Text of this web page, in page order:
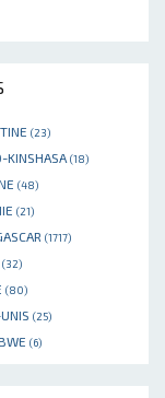
(23)
KINSHASA (18)
(48)
(21)
(1717)
(32)
(80)
(25)
(6)